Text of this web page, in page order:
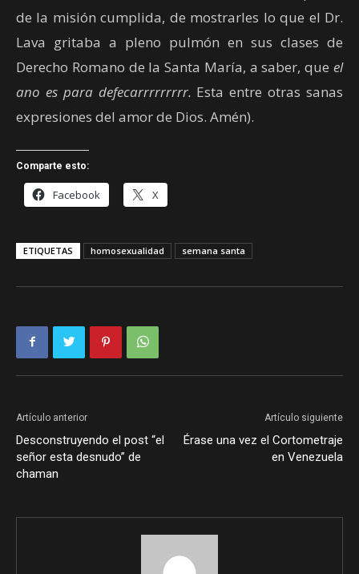
de la misión cumplida, de mostrarles lo que el Dr.
Lava gritaba a pleno pulmón en sus clases de
Derecho Romano de la Santa María, a saber, que el
ano es para defecarrrrrrrrr. Esta entre otras sanas
expresiones del amor de Dios. Amén).
Comparte esto:
Facebook X
ETIQUETAS homosexualidad semana santa
Artículo anterior
Desconstruyendo el post “el
señor esta desnudo” de
chaman
Artículo siguiente
Érase una vez el Cortometraje
en Venezuela